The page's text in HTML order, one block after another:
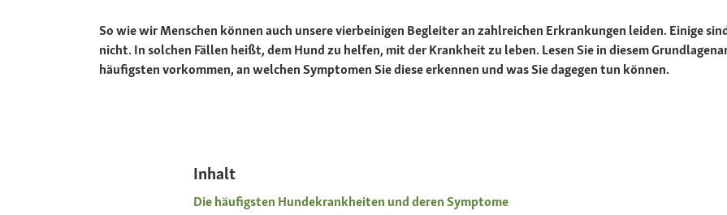
So wie wir Menschen können auch unsere vierbeinigen Begleiter an zahlreichen Erkrankungen leiden. Einige
nicht. In solchen Fällen heißt, dem Hund zu helfen, mit der Krankheit zu leben. Lesen Sie in diesem
häufigsten vorkommen, an welchen Symptomen Sie diese erkennen und was Sie dagegen tun können.
Inhalt
Die häufigsten Hundekrankheiten und deren Symptome